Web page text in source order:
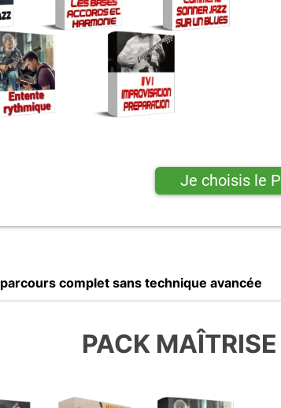
Je choisis le
parcours complet sans technique avancée
PACK